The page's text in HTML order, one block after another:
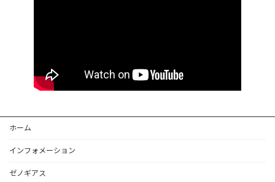
ホーム
インフォメーション
ゼノギアス